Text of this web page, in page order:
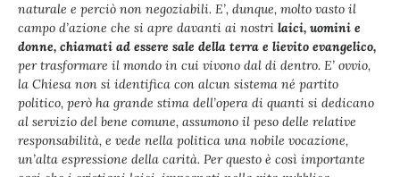
naturale e perciò non negoziabili. E’, dunque, molto vasto il
campo d’azione che si apre davanti ai nostri laici, uomini e
donne, chiamati ad essere sale della terra e lievito evangelico,
per trasformare il mondo in cui vivono dal di dentro. E’ ovvio,
la Chiesa non si identifica con alcun sistema né partito
politico, però ha grande stima dell’opera di quanti si dedicano
al servizio del bene comune, assumono il peso delle relative
responsabilità, e vede nella politica una nobile vocazione,
un’alta espressione della carità. Per questo è così importante